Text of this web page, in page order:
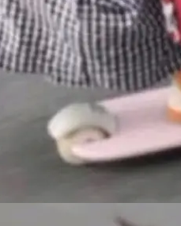
enum，两个
我十年前的
构建在 Cloudf
搭建的平台
是我十年秘密
立的 SQLite
己的 S3 兼容
储库协调——
个对象自带一
建，单个数据
面就被消除
资源。当 cel
SQLite 数据
一真相...
vivo夺
Z系列
等硬件成本暴
新机速度明显
参数规格除开
Fold8 Ultra / Z
中低端机器，
、REDMI No
X300 E这
/ Z Fold8 /
发布，且全
，它们本该
，一
辑操作的版
阶段。 De
page 最显
com
出来的。git
亿美元
客（VC 分
绩报告，Spac